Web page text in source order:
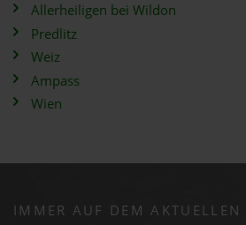
Allerheiligen bei Wildon
Predlitz
Weiz
Ampass
Wien
IMMER AUF DEM AKTUELLEN